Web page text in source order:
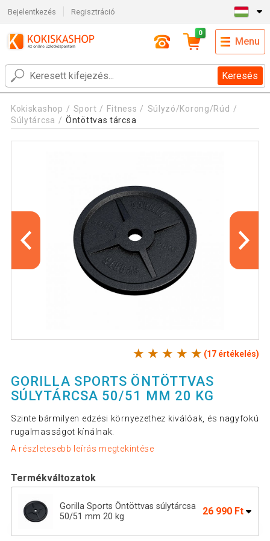
Bejelentkezés Regisztráció
Keresés
0
Menu
Kokiskashop Sport Fitness
Súlyzó/Korong/Rúd
Súlytárcsa
Öntöttvas tárcsa
(17 értékelés)
GORILLA SPORTS ÖNTÖTTVAS
SÚLYTÁRCSA 50/51 MM 20 KG
Szinte bármilyen edzési környezethez kiválóak, és nagyfokú
rugalmasságot kínálnak.
A részletesebb leírás megtekintése
Termékváltozatok
Gorilla Sports Öntöttvas súlytárcsa
50/51 mm 20 kg
26 990 Ft